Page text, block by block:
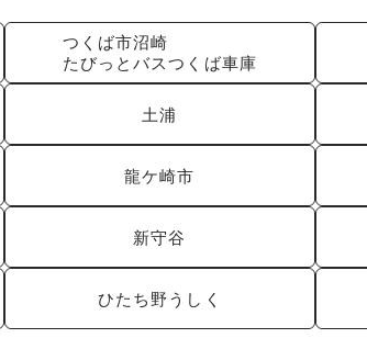
つくば市沼崎
たびっとバスつくば車庫
土浦
龍ケ崎市
新守谷
ひたち野うしく